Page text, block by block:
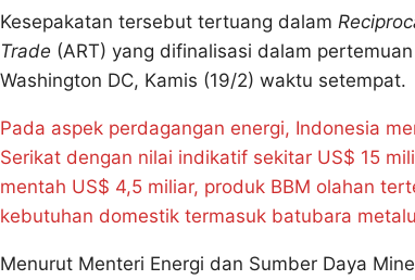
Kesepakatan tersebut tertuang dalam
Trade (ART) yang difinalisasi dalam
Washington DC, Kamis (19/2) waktu setempat.
Pada aspek perdagangan energi, Indonesia
Serikat dengan nilai indikatif sekitar US$ 15
mentah US$ 4,5 miliar, produk BBM olahan
kebutuhan domestik termasuk batubara
Menurut Menteri Energi dan Sumber Daya